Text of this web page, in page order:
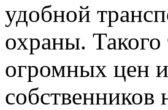
удобной
охраны. Такого
огромных цен